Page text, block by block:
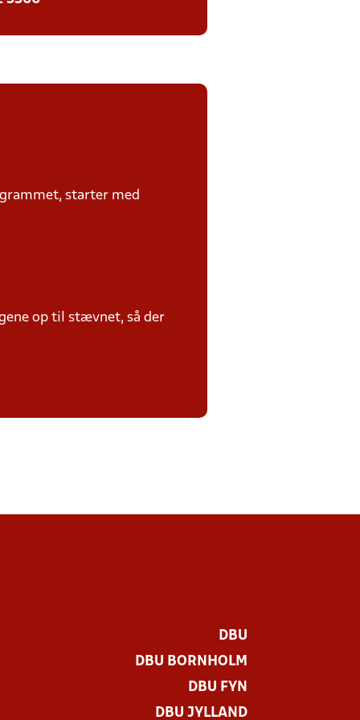
starter med
op til stævnet, så der
DBU
DBU BORNHOLM
DBU FYN
DBU JYLLAND